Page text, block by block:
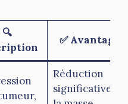
🔍
✅ Avantages
Réduction
significative de